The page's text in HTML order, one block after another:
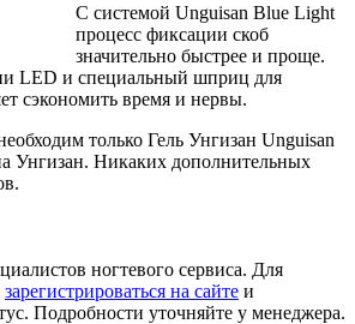
С системой Unguisan Blue Light
процесс фиксации скоб
значительно быстрее и проще.
LED и специальный шприц для
сэкономить время и нервы.
только Гель Унгизан Unguisan
Унгизан. Никаких дополнительных
ногтевого сервиса. Для
зарегистрироваться на сайте и
Подробности уточняйте у менеджера.